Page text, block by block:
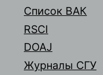
Список ВАК
RSCI
DOAJ
Журналы СГУ